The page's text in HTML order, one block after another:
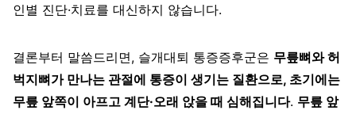
인별 진단·치료를 대신하지 않습니다.
결론부터 말씀드리면, 슬개대퇴 통증증후군은 무릎뼈와 허
벅지뼈가 만나는 관절에 통증이 생기는 질환으로, 초기에는
무릎 앞쪽이 아프고 계단·오래 앉을 때 심해집니다. 무릎 앞